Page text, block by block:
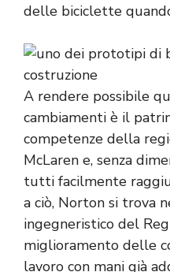
delle biciclette
A rendere possibile
cambiamenti è il
competenze della
McLaren e, senza
tutti facilmente
a ciò, Norton si trova
ingegneristico del
miglioramento delle
lavoro con mani già